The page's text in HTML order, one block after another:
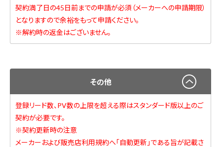
契約満了日の45日前までの申請が必須（メーカーへの申請期限）
となりますので余裕をもって申請ください。
※解約時の返金はございません。
その他
登録リード数、PV数の上限を超える際はスタンダード版以上のご
契約が必要です。
※契約更新時の注意
メーカーおよび販売店利用規約へ「自動更新」である旨が記載さ